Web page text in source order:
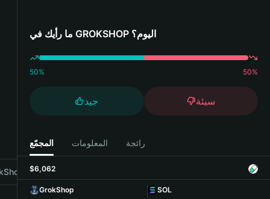
with Bitget Wallet
ما رأيك في GROKSHOP اليوم؟
50% 50%
جيد سيئة
المجمّع المعلومات رائجة
$6,062
GrokShop
SOL